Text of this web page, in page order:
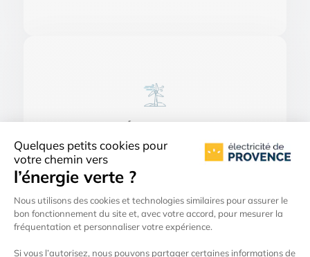
28% provient de l’éolien, participant à une
électricité 100% renouvelable pour nos